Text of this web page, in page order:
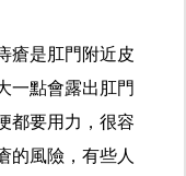
瘡是肛門附近皮
一點會露出肛門
都要用力，很容
的風險，有些人